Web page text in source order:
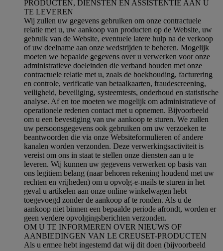
PRODUCTEN, DIENSTEN EN ASSISTENTIE AAN U
TE LEVEREN
Wij zullen uw gegevens gebruiken om onze contractuele
relatie met u, uw aankoop van producten op de Website, uw
gebruik van de Website, eventuele latere hulp na de verkoop
of uw deelname aan onze wedstrijden te beheren. Mogelijk
moeten we bepaalde gegevens over u verwerken voor onze
administratieve doeleinden die verband houden met onze
contractuele relatie met u, zoals de boekhouding, facturering
en controle, verificatie van betaalkaarten, fraudescreening,
veiligheid, beveiliging, systeemtests, onderhoud en statistische
analyse. Af en toe moeten we mogelijk om administratieve of
operationele redenen contact met u opnemen. Bijvoorbeeld
om u een bevestiging van uw aankoop te sturen. We zullen
uw persoonsgegevens ook gebruiken om uw verzoeken te
beantwoorden die via onze Websiteformulieren of andere
kanalen worden verzonden. Deze verwerkingsactiviteit is
vereist om ons in staat te stellen onze diensten aan u te
leveren. Wij kunnen uw gegevens verwerken op basis van
ons legitiem belang (naar behoren rekening houdend met uw
rechten en vrijheden) om u opvolg-e-mails te sturen in het
geval u artikelen aan onze online winkelwagen hebt
toegevoegd zonder de aankoop af te ronden. Als u de
aankoop niet binnen een bepaalde periode afrondt, worden er
geen verdere opvolgingsberichten verzonden.
OM U TE INFORMEREN OVER NIEUWS OF
AANBIEDINGEN VAN LE CREUSET-PRODUCTEN
Als u ermee hebt ingestemd dat wij dit doen (bijvoorbeeld